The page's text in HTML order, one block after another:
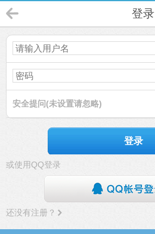
登录
安全提问(未设置请忽略)
登录
或使用QQ登录
还没有注册？